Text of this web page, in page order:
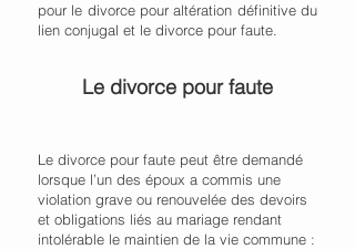
pour le divorce pour altération définitive du
lien conjugal et le divorce pour faute.
Le divorce pour faute
Le divorce pour faute peut être demandé
lorsque l’un des époux a commis une
violation grave ou renouvelée des devoirs
et obligations liés au mariage rendant
intolérable le maintien de la vie commune :